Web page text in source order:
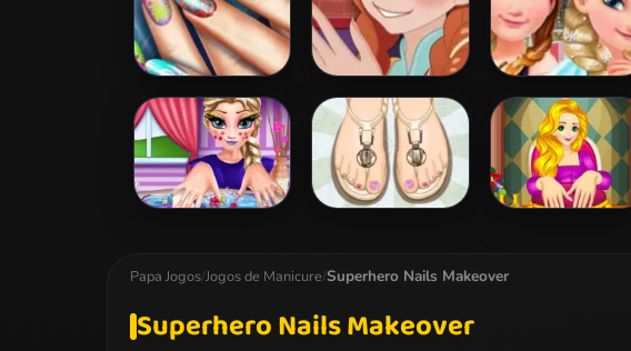
Floral Realife
Manicure
Anna Nail Repair Fun Sisters Night
Papa Jogos/Jogos de Manicure/Superhero Nails Makeover
Superhero Nails Makeover